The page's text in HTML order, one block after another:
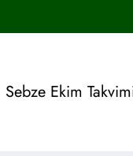
Sebze Ekim